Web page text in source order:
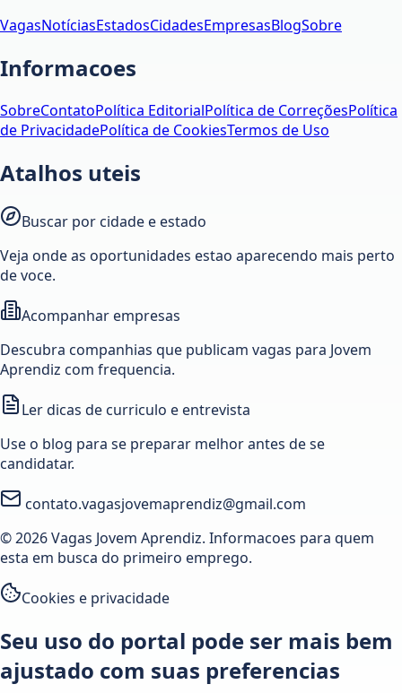
VagasNotíciasEstadosCidadesEmpresasBlogSobre
Informacoes
SobreContatoPolítica EditorialPolítica de CorreçõesPolítica
de PrivacidadePolítica de CookiesTermos de Uso
Atalhos uteis
Buscar por cidade e estado
Veja onde as oportunidades estao aparecendo mais perto
de voce.
Acompanhar empresas
Descubra companhias que publicam vagas para Jovem
Aprendiz com frequencia.
Ler dicas de curriculo e entrevista
Use o blog para se preparar melhor antes de se
candidatar.
contato.vagasjovemaprendiz@gmail.com
© 2026 Vagas Jovem Aprendiz. Informacoes para quem
esta em busca do primeiro emprego.
Cookies e privacidade
Seu uso do portal pode ser mais bem
ajustado com suas preferencias